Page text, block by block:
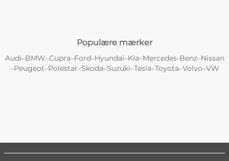
Populære mærker
Audi–BMW–Cupra–Ford–Hyundai–Kia–Mercedes-Benz–Nissan
–Peugeot–Polestar–Skoda–Suzuki–Tesla–Toyota–Volvo–VW